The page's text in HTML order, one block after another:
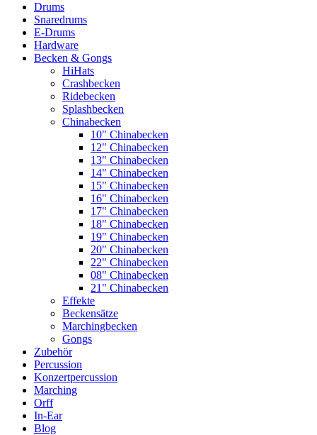
Drums
Snaredrums
E-Drums
Hardware
Becken & Gongs
HiHats
Crashbecken
Ridebecken
Splashbecken
Chinabecken
10" Chinabecken
12" Chinabecken
13" Chinabecken
14" Chinabecken
15" Chinabecken
16" Chinabecken
17" Chinabecken
18" Chinabecken
19" Chinabecken
20" Chinabecken
22" Chinabecken
08" Chinabecken
21" Chinabecken
Effekte
Beckensätze
Marchingbecken
Gongs
Zubehör
Percussion
Konzertpercussion
Marching
Orff
In-Ear
Blog